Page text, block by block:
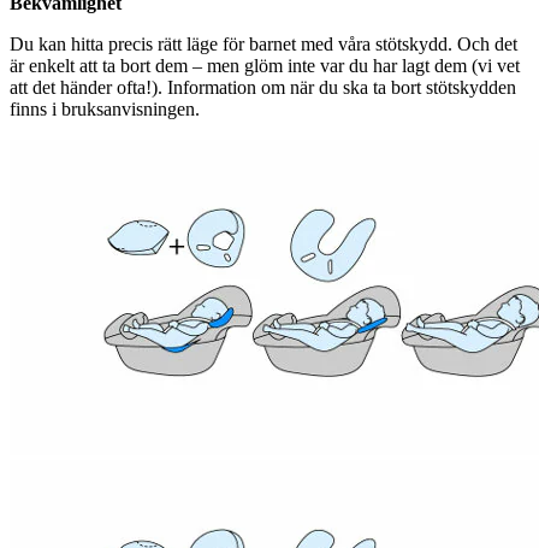
Du kan hitta precis rätt läge för barnet med våra stötskydd. Och det
är enkelt att ta bort dem – men glöm inte var du har lagt dem (vi vet
att det händer ofta!). Information om när du ska ta bort stötskydden
finns i bruksanvisningen.